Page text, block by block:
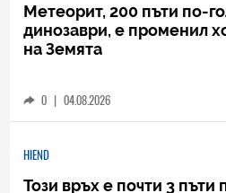
Метеорит, 200 пъти по-
динозаври, е променил
на Земята
0 | 04.08.2026
HIEND
Този връх е почти 3 пъти